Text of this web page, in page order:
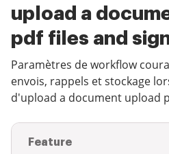
upload a
pdf files and
Paramètres de workflow
envois, rappels et stockage
d'upload a document upload
Feature